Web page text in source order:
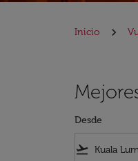
Inicio
Desde
flight_takeoff